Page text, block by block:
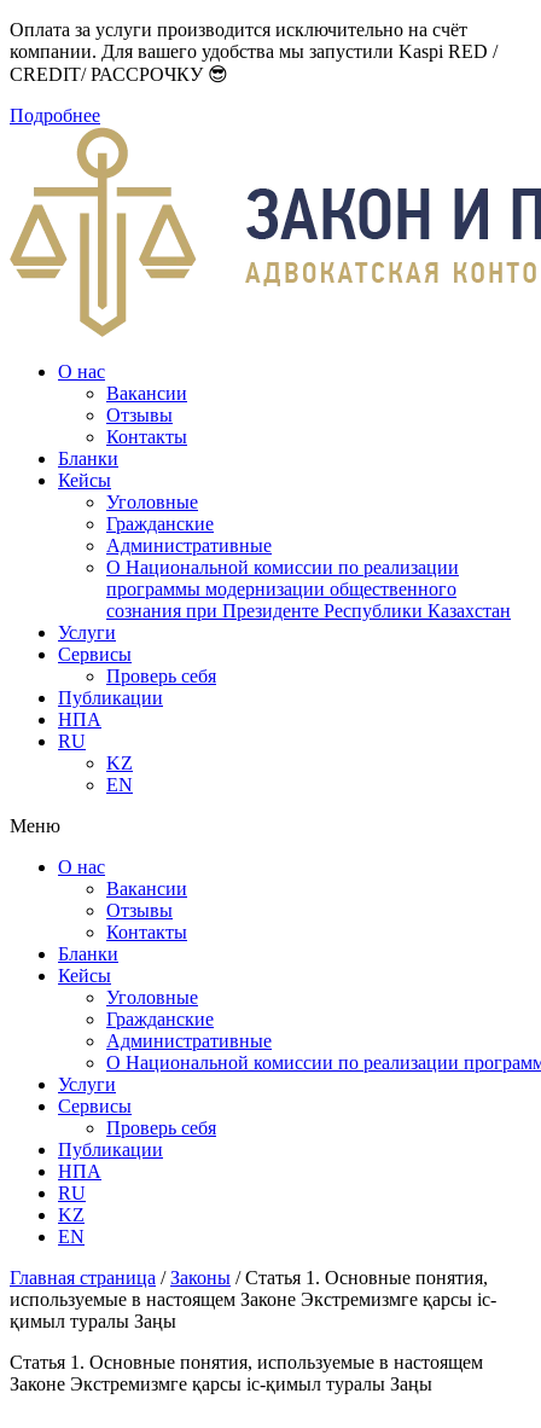
Оплата за услуги производится исключительно на счёт
компании. Для вашего удобства мы запустили Kaspi RED /
CREDIT/ РАССРОЧКУ 😎
Подробнее
О нас
Вакансии
Отзывы
Контакты
Бланки
Кейсы
Уголовные
Гражданские
Административные
О Национальной комиссии по реализации
программы модернизации общественного
сознания при Президенте Республики Казахстан
Услуги
Сервисы
Проверь себя
Публикации
НПА
RU
KZ
EN
Меню
О нас
Вакансии
Отзывы
Контакты
Бланки
Кейсы
Уголовные
Гражданские
Административные
О Национальной комиссии по реализации
Услуги
Сервисы
Проверь себя
Публикации
НПА
RU
KZ
EN
Главная страница /Законы /Статья 1. Основные понятия,
используемые в настоящем Законе Экстремизмге қарсы іс-
қимыл туралы Заңы
Статья 1. Основные понятия, используемые в настоящем
Законе Экстремизмге қарсы іс-қимыл туралы Заңы